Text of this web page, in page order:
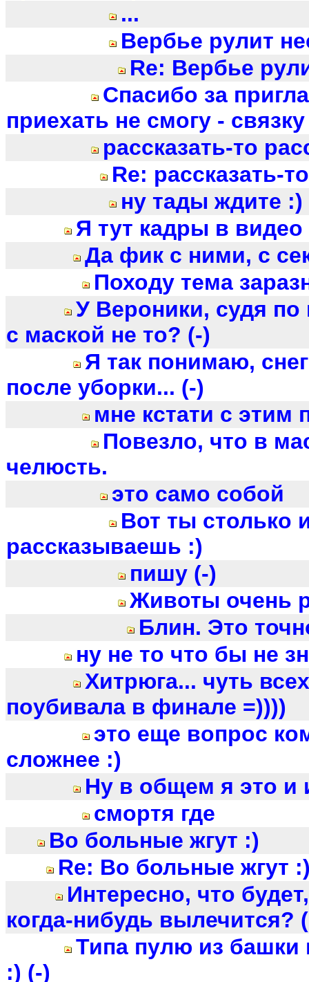
...
Вербье рулит
Re: Вербье
Спасибо за
приехать не смогу -
рассказать-то
Re: рассказать-
ну тады ждите :)
Я тут кадры в видео
Да фик с ними, с
Походу тема
У Вероники, судя по
с маской не то? (-)
Я так понимаю,
после уборки... (-)
мне кстати с этим
Повезло, что в
челюсть.
это само собой
Вот ты столько
рассказываешь :)
пишу (-)
Животы очень
Блин. Это
ну не то что бы не
Хитрюга... чуть
поубивала в финале =))))
это еще вопрос
сложнее :)
Ну в общем я это и
смортя где
Во больные жгут :)
Re: Во больные жгут
Интересно, что
когда-нибудь вылечится?
Типа пулю из
:) (-)